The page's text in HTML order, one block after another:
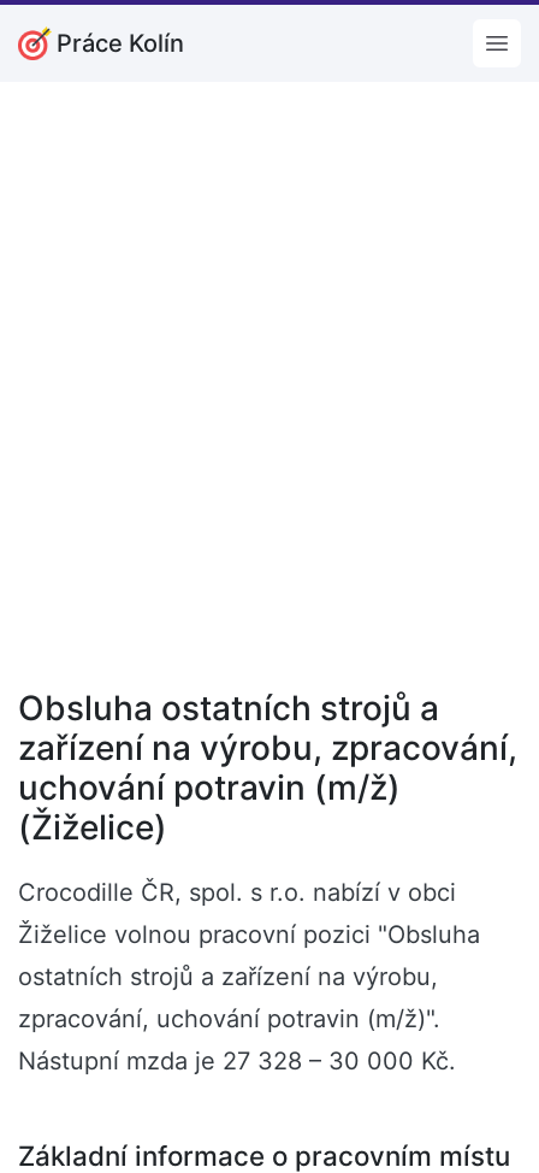
Práce Kolín
Obsluha ostatních strojů a
zařízení na výrobu, zpracování,
uchování potravin (m/ž)
(Žiželice)
Crocodille ČR, spol. s r.o. nabízí v obci
Žiželice volnou pracovní pozici "Obsluha
ostatních strojů a zařízení na výrobu,
zpracování, uchování potravin (m/ž)".
Nástupní mzda je 27 328 – 30 000 Kč.
Základní informace o pracovním místu